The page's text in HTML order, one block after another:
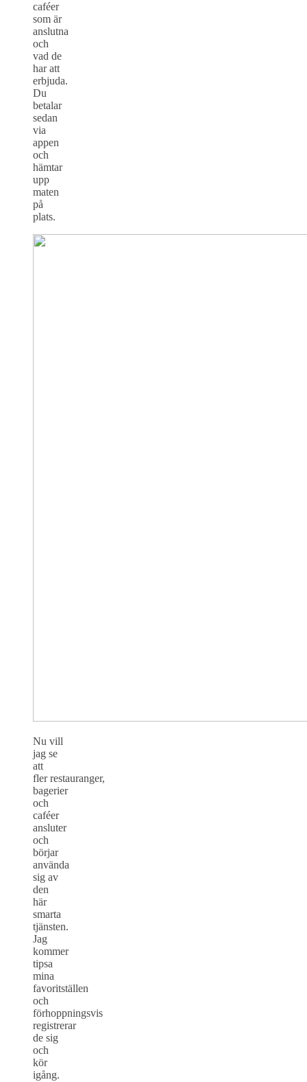
caféer
som är
anslutna
och
vad de
har att
erbjuda.
Du
betalar
sedan
via
appen
och
hämtar
upp
maten
på
plats.
Nu vill
jag se
att
fler restauranger,
bagerier
och
caféer
ansluter
och
börjar
använda
sig av
den
här
smarta
tjänsten.
Jag
kommer
tipsa
mina
favoritställen
och
förhoppningsvis
registrerar
de sig
och
kör
igång.